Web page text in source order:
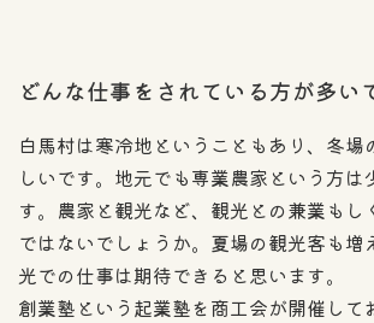
どんな仕事をされている方が多い
白馬村は寒冷地ということもあり、冬場
しいです。地元でも専業農家という方は
す。農家と観光など、観光との兼業もし
ではないでしょうか。夏場の観光客も増
光での仕事は期待できると思います。
創業塾という起業塾を商工会が開催して